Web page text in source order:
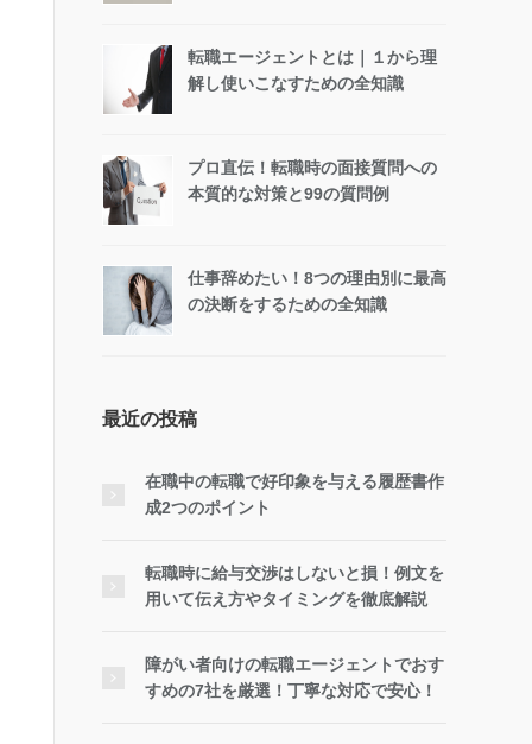
転職エージェントとは｜１から理
解し使いこなすための全知識
プロ直伝！転職時の面接質問への
本質的な対策と99の質問例
仕事辞めたい！8つの理由別に最高
の決断をするための全知識
最近の投稿
在職中の転職で好印象を与える履歴書作
成2つのポイント
転職時に給与交渉はしないと損！例文を
用いて伝え方やタイミングを徹底解説
障がい者向けの転職エージェントでおす
すめの7社を厳選！丁寧な対応で安心！